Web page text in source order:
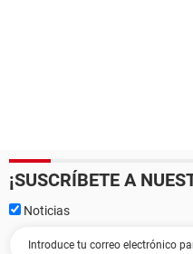
¡SUSCRÍBETE A
Noticias